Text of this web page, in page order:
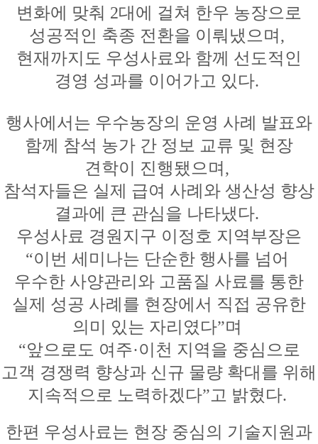
변화에 맞춰 2대에 걸쳐 한우 농장으로
성공적인 축종 전환을 이뤄냈으며,
현재까지도 우성사료와 함께 선도적인
경영 성과를 이어가고 있다.
행사에서는 우수농장의 운영 사례 발표와
함께 참석 농가 간 정보 교류 및 현장
견학이 진행됐으며,
참석자들은 실제 급여 사례와 생산성 향상
결과에 큰 관심을 나타냈다.
우성사료 경원지구 이정호 지역부장은
“이번 세미나는 단순한 행사를 넘어
우수한 사양관리와 고품질 사료를 통한
실제 성공 사례를 현장에서 직접 공유한
의미 있는 자리였다”며
“앞으로도 여주·이천 지역을 중심으로
고객 경쟁력 향상과 신규 물량 확대를 위해
지속적으로 노력하겠다”고 밝혔다.
한편 우성사료는 현장 중심의 기술지원과